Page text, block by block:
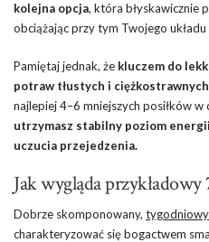
kolejna opcja, która błyskawicznie
obciążając przy tym Twojego
Pamiętaj jednak, że kluczem do
potraw tłustych i ciężkostrawnych
najlepiej 4–6 mniejszych posiłków w
utrzymasz stabilny poziom
uczucia przejedzenia.
Jak wygląda
Dobrze skomponowany,
charakteryzować się bogactwem